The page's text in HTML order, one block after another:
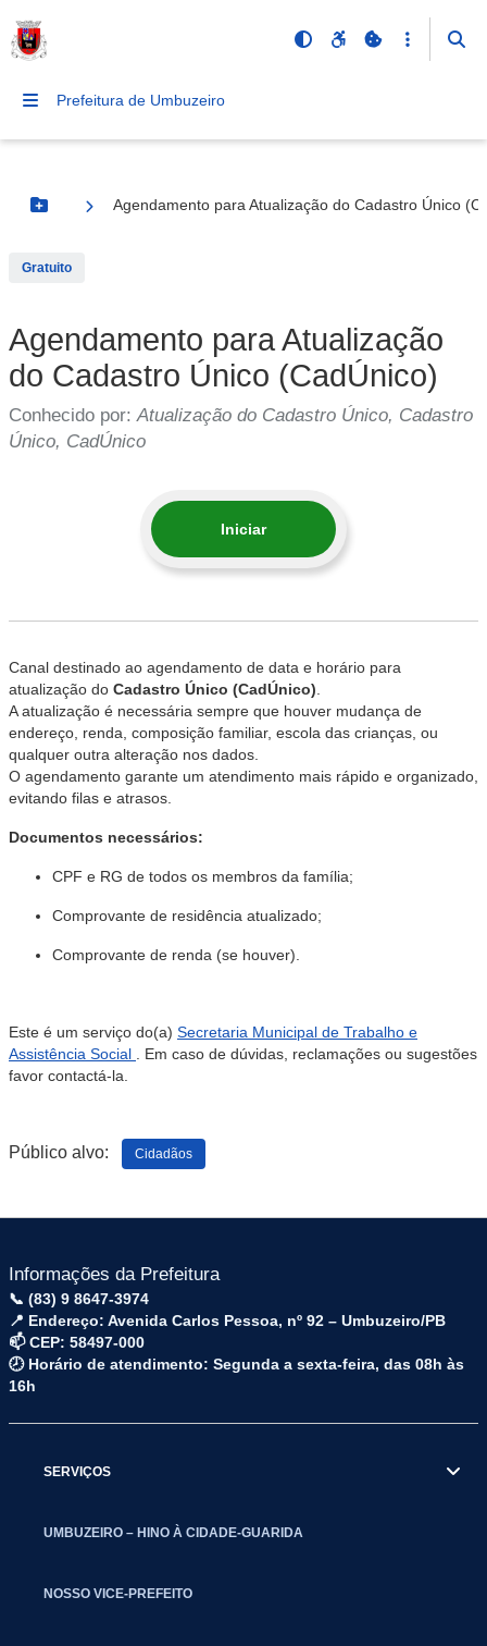
Prefeitura de Umbuzeiro
Botão Menu
Agendamento para Atualização do Cadastro Único
Gratuito
Agendamento para Atualização
do Cadastro Único (CadÚnico)
Conhecido por:Atualização do Cadastro Único, Cadastro
Único, CadÚnico
Iniciar
Canal destinado ao agendamento de data e horário para
atualização do Cadastro Único (CadÚnico)
A atualização é necessária sempre que houver mudança de
endereço, renda, composição familiar, escola das crianças, ou
qualquer outra alteração nos dados.
O agendamento garante um atendimento mais rápido e organizado,
evitando filas e atrasos.
Documentos necessários:
CPF e RG de todos os membros da família;
Comprovante de residência atualizado;
Comprovante de renda (se houver).
Este é um serviço do(a) Secretaria Municipal de Trabalho e
Assistência Social
. Em caso de dúvidas, reclamações ou sugestões
favor contactá-la.
Público alvo: Cidadãos
Informações da Prefeitura
📞 (83) 9 8647-3974
📍 Endereço: Avenida Carlos Pessoa, nº 92 – Umbuzeiro/PB
📫 CEP: 58497-000
🕗 Horário de atendimento: Segunda a sexta-feira, das 08h às
16h
SERVIÇOS
UMBUZEIRO – HINO À CIDADE-GUARIDA
NOSSO VICE-PREFEITO